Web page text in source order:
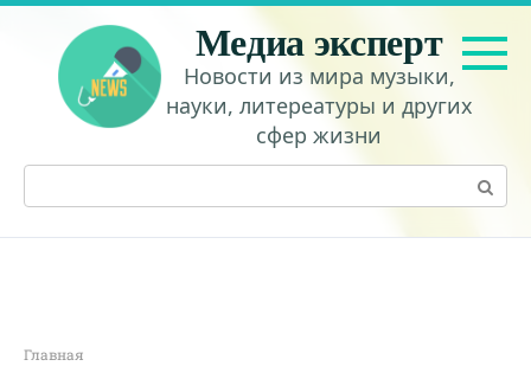
Перейти
контенту
Медиа эксперт
Новости из мира музыки,
науки, литереатуры и других
сфер жизни
Поиск:
Главная